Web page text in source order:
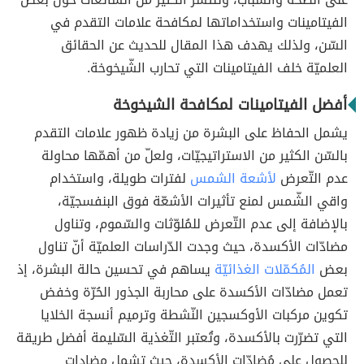
الفيتامينات واستخداماتها لمكافحة علامات التقدم في
السّن، ولذلك يهدف هذا المقال للحديث عن الحقائق
العلميّة خلف الفيتامينات التي تحارب الشّيخوخة.
أفضل الفيتامينات لمكافحة الشيخوخة
يشمل الحفاظ على البشرة من زيادة ظهور علامات التقدم
بالسّن الكثير من الاستراتيجيّات، ولعلّ من أهمّها محاولة
عدم التّعرض لأشعة الشمس لفترات طويلة، واستخدام
واقي الشّمس لمنع تأثيرات الأشعّة فوق البنفسجيّة،
بالإضافة إلى عدم التّعرض للمُلوّثات والسّموم، وتناول
مضادّات الأكسدة، حيث وجدت الدّراسات العلميّة أنّ تناول
بعض المُكمّلات الغذائيّة يساهم في تحسين حالة البشرة، إذ
تعمل مضادّات الأكسدة على محاربة الجذور الحُرّة وخفض
تكوين مركبات الأوكسجين النّشطة وترميم أنسجة الخلايا
التي تضرّرت بالأكسدة، وتُعتبر التّغذية السّليمة أفضل طريقة